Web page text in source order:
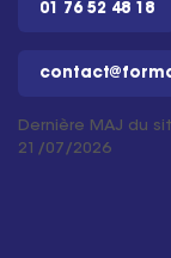
01 76 52 48 18
Dernière MAJ du
21/07/2026